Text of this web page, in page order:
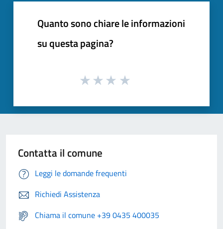
Quanto sono chiare le informazioni
su questa pagina?
Contatta il comune
Leggi le domande frequenti
Richiedi Assistenza
Chiama il comune +39 0435 400035